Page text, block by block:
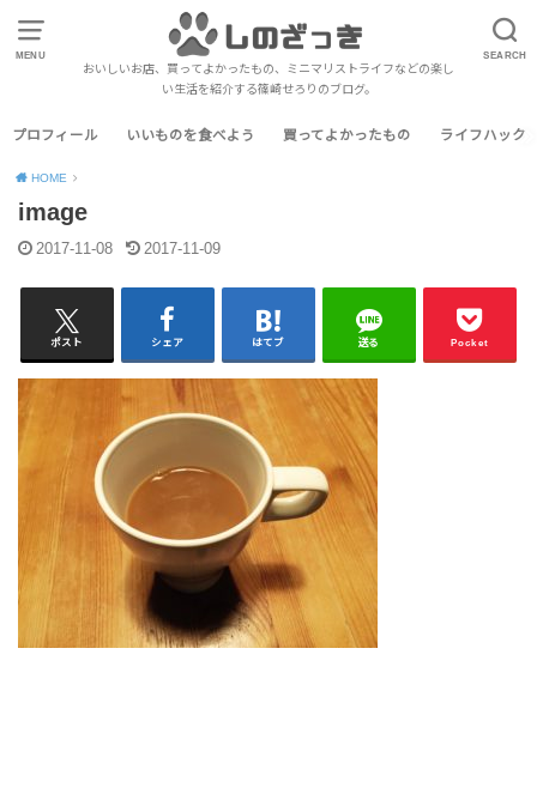
MENU SEARCH
おいしいお店、買ってよかったもの、ミニマリストライフなどの楽し
い生活を紹介する篠崎せろりのブログ。
プロフィール いいものを食べよう 買ってよかったもの ライフハック
HOME
image
2017-11-08 2017-11-09
ポスト シェア はてブ 送る Pocket